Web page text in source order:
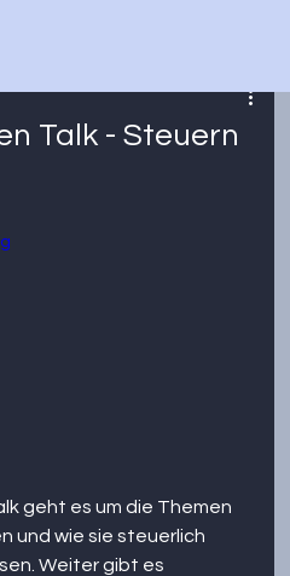
Talk - Steuern
geht es um die Themen
und wie sie steuerlich
Weiter gibt es